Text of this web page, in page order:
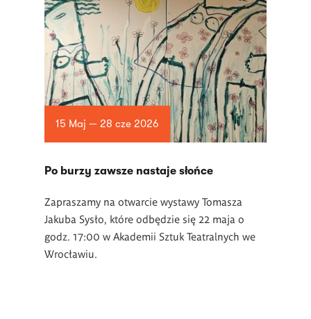
15 Maj — 28 cze 2026
Po burzy zawsze nastaje słońce
Zapraszamy na otwarcie wystawy Tomasza
Jakuba Sysło, które odbędzie się 22 maja o
godz. 17:00 w Akademii Sztuk Teatralnych we
Wrocławiu.